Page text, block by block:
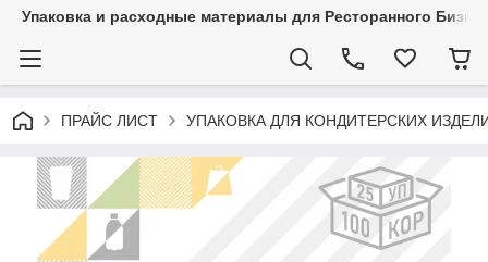
Упаковка и расходные материалы для Ресторанного
ПРАЙС ЛИСТ УПАКОВКА ДЛЯ КОНДИТЕРСКИХ